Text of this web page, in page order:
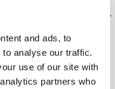
and ads, to
analyse our traffic.
use of our site with
partners who
överträdelse av avtalet.
tas med i ett
t.ex. om utlämnande
ett slutligt avgörande